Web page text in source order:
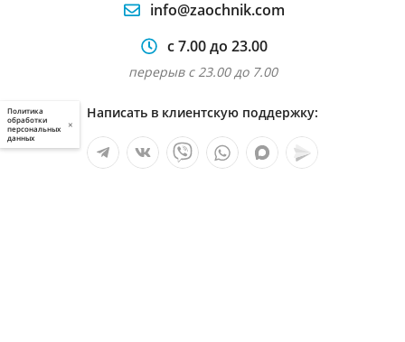
info@zaochnik.com
с 7.00 до 23.00
перерыв с 23.00 до 7.00
Написать в клиентскую поддержку:
Политика
обработки
персональных
данных
×